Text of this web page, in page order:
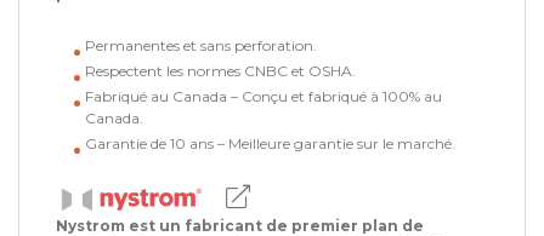
Permanentes et sans perforation.
Respectent les normes CNBC et OSHA.
Fabriqué au Canada – Conçu et fabriqué à 100% au
Canada.
Garantie de 10 ans – Meilleure garantie sur le marché.
Nystrom est un fabricant de premier plan de